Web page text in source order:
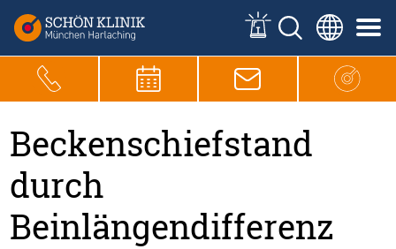
Beckenschiefstand
durch
Beinlängendifferenz